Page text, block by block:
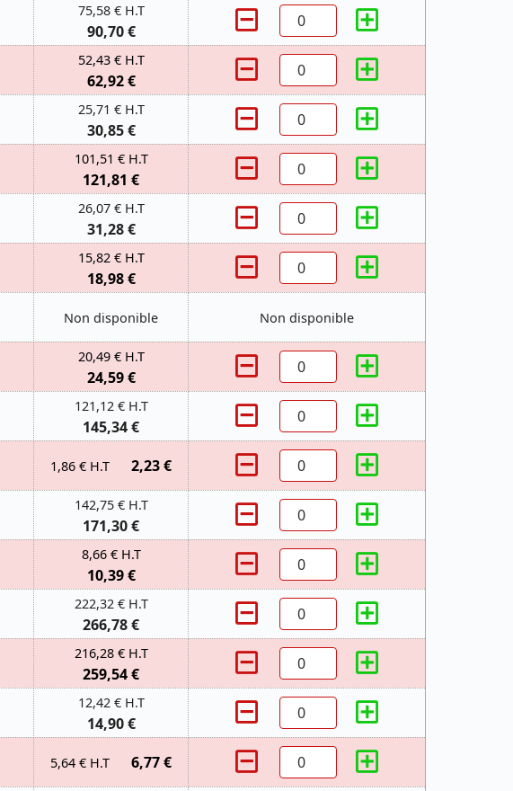
75,58 € H.T
90,70 €
52,43 € H.T
62,92 €
25,71 € H.T
30,85 €
101,51 € H.T
121,81 €
26,07 € H.T
31,28 €
15,82 € H.T
18,98 €
Non disponible Non disponible
20,49 € H.T
24,59 €
121,12 € H.T
145,34 €
1,86 € H.T 2,23 €
142,75 € H.T
171,30 €
8,66 € H.T
10,39 €
222,32 € H.T
266,78 €
216,28 € H.T
259,54 €
12,42 € H.T
14,90 €
5,64 € H.T 6,77 €